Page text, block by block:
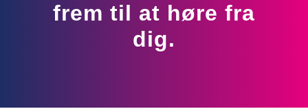
frem til at høre fra
dig.